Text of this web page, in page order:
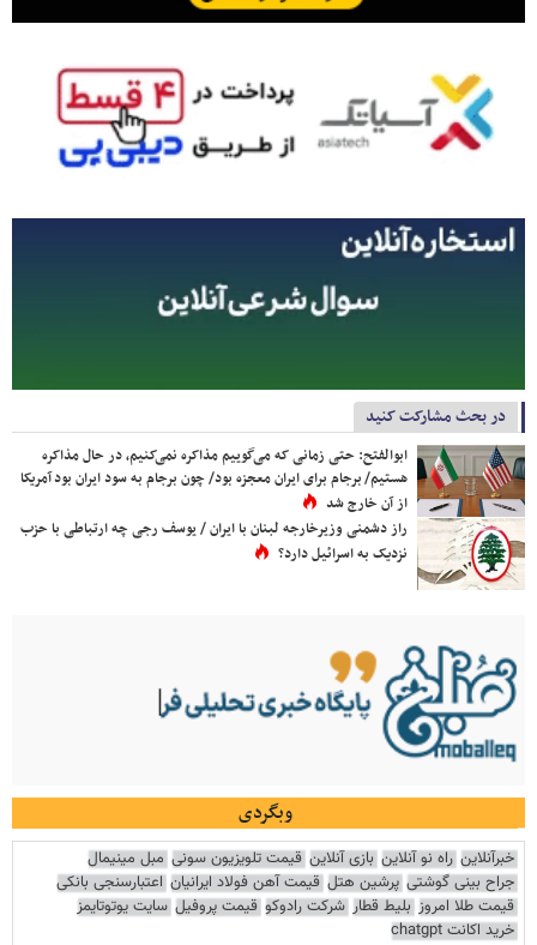
در بحث مشارکت کنید
ابوالفتح: حتی زمانی که می‌گوییم مذاکره نمی‌کنیم، در حال مذاکره
هستیم/ برجام برای ایران معجزه بود/ چون برجام به سود ایران بود آمریکا
از آن خارج شد
راز دشمنی وزیرخارجه لبنان با ایران / یوسف رجی چه ارتباطی با حزب
نزدیک به اسرائیل دارد؟
وبگردی
خبرآنلاین راه نو آنلاین بازی آنلاین قیمت تلویزیون سونی مبل مینیمال
جراح بینی گوشتی پرشین هتل قیمت آهن فولاد ایرانیان اعتبارسنجی بانکی
قیمت طلا امروز بلیط قطار شرکت رادوکو قیمت پروفیل سایت یوتوتایمز
خرید اکانت chatgpt